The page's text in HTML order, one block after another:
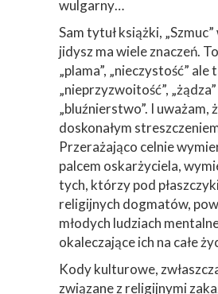
psychoterapii pojęć, ale
byście sami sprawdzili co
szwanc,szmundiczy sztup.
okazać, że nasz język
wulgarny…
Sam tytuł książki,
jidysz ma wiele znaczeń.
„plama”, „nieczystość” ale
„nieprzyzwoitość”,
„bluźnierstwo”. I uważam,
doskonałym
Przerażająco celnie
palcem oskarżyciela,
tych, którzy pod
religijnych dogmatów,